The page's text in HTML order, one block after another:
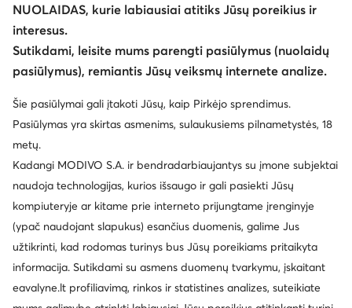
© eavalyne.lt 2026
Taisyklės
Pakeisti nustatymus
Privatumo politika
Duomenų apsauga
NUOLAIDAS, kurie labiausiai atitiks Jūsų poreikius ir
interesus.
Sutikdami, leisite mums parengti pasiūlymus (nuolaidų
pasiūlymus), remiantis Jūsų veiksmų internete analize.
Šie pasiūlymai gali įtakoti Jūsų, kaip Pirkėjo sprendimus.
Pasiūlymas yra skirtas asmenims, sulaukusiems pilnametystės, 18
metų.
Kadangi MODIVO S.A. ir bendradarbiaujantys su įmone subjektai
naudoja technologijas, kurios išsaugo ir gali pasiekti Jūsų
kompiuteryje ar kitame prie interneto prijungtame įrenginyje
(ypač naudojant slapukus) esančius duomenis, galime Jus
užtikrinti, kad rodomas turinys bus Jūsų poreikiams pritaikyta
informacija. Sutikdami su asmens duomenų tvarkymu, įskaitant
eavalyne.lt profiliavimą, rinkos ir statistines analizes, suteikiate